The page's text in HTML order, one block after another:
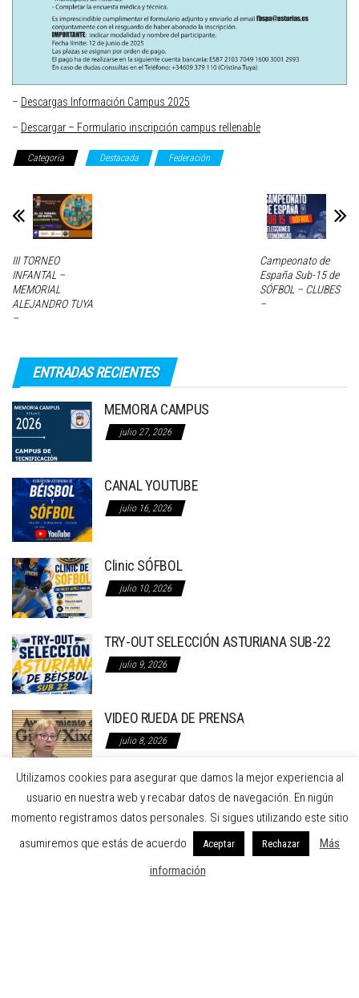
– Descargas Información Campus 2025
– Descargar – Formulario inscripción campus rellenable
Categoría Destacada Federación
III TORNEO
INFANTAL –
MEMORIAL
ALEJANDRO TUYA
–
Campeonato de
España Sub-15 de
SÓFBOL – CLUBES
–
ENTRADAS RECIENTES
MEMORIA CAMPUS
julio 27, 2026
CANAL YOUTUBE
julio 16, 2026
Clinic SÓFBOL
julio 10, 2026
TRY-OUT SELECCIÓN ASTURIANA SUB-22
julio 9, 2026
VIDEO RUEDA DE PRENSA
julio 8, 2026
RUEDA DE PRENSA EN EL AYTO. DE GIJON
RECLAMANDO LA REFORMA INTEGRAL DE LA
INSTALACION DE BÉISBOL
julio 7, 2026
Utilizamos cookies para asegurar que damos la mejor experiencia al
usuario en nuestra web y recabar datos de navegación. En nigún
momento registramos datos personales. Si sigues utilizando este sitio
asumiremos que estás de acuerdo
Aceptar Rechazar
Más
información